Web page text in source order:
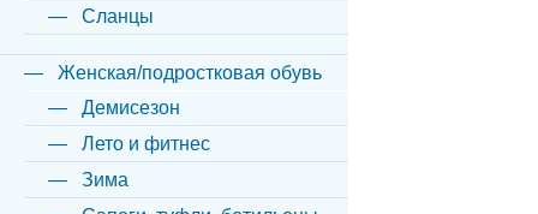
Сланцы
Женская/подростковая обувь
Демисезон
Лето и фитнес
Зима